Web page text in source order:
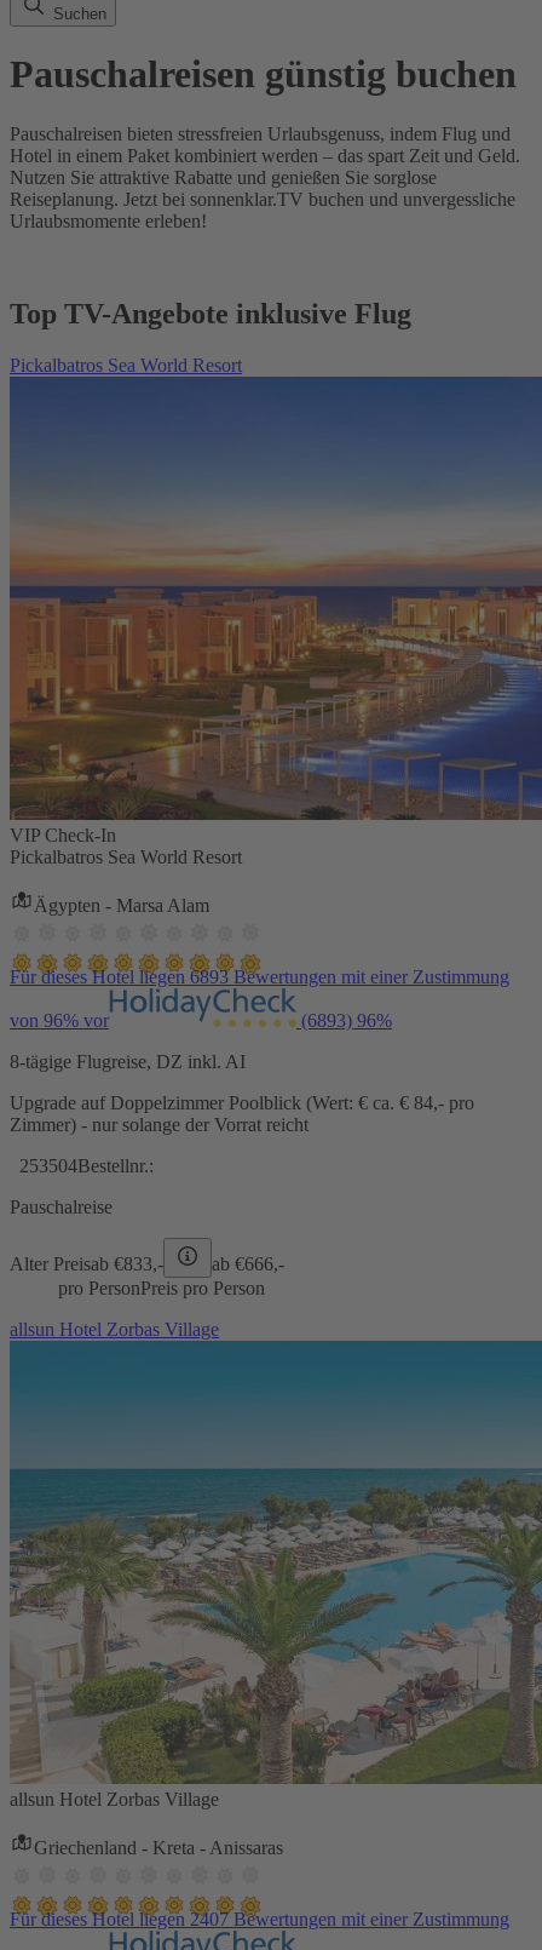
Suchen
Pauschalreisen günstig buchen
Pauschalreisen bieten stressfreien Urlaubsgenuss, indem Flug und
Hotel in einem Paket kombiniert werden – das spart Zeit und Geld.
Nutzen Sie attraktive Rabatte und genießen Sie sorglose
Reiseplanung. Jetzt bei sonnenklar.TV buchen und unvergessliche
Urlaubsmomente erleben!
Top TV-Angebote inklusive Flug
Pickalbatros Sea World Resort
VIP Check-In
Pickalbatros Sea World Resort
Ägypten - Marsa Alam
Für dieses Hotel liegen 6893 Bewertungen mit einer Zustimmung
von 96% vor (6893) 96%
8-tägige Flugreise, DZ inkl. AI
Upgrade auf Doppelzimmer Poolblick (Wert: € ca. € 84,- pro
Zimmer) - nur solange der Vorrat reicht
253504Bestellnr.:
Pauschalreise
Alter Preisab €833,- ab €666,-
pro PersonPreis pro Person
allsun Hotel Zorbas Village
allsun Hotel Zorbas Village
Griechenland - Kreta - Anissaras
Für dieses Hotel liegen 2407 Bewertungen mit einer Zustimmung